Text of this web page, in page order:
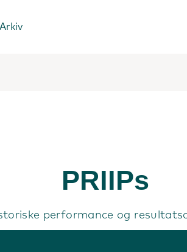
Arkiv
PRIIPs
performance og